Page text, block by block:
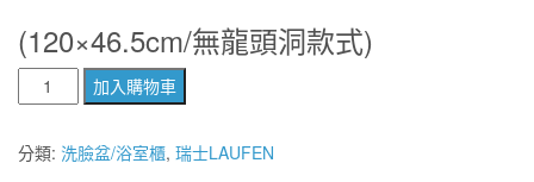
價
格：
NT$74,600。
前
價
(120×46.5cm/無龍頭洞款式)
士
原
加入購物車
分類: 洗臉盆/浴室櫃, 瑞士LAUFEN